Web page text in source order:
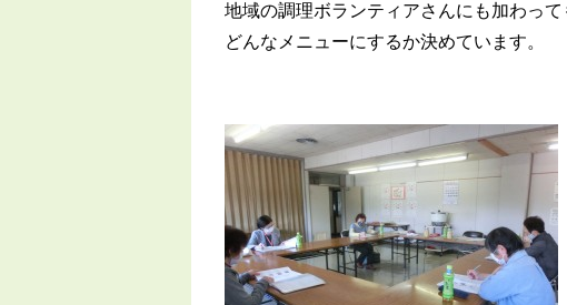
地域の調理ボランティアさんにも加わって
どんなメニューにするか決めています。